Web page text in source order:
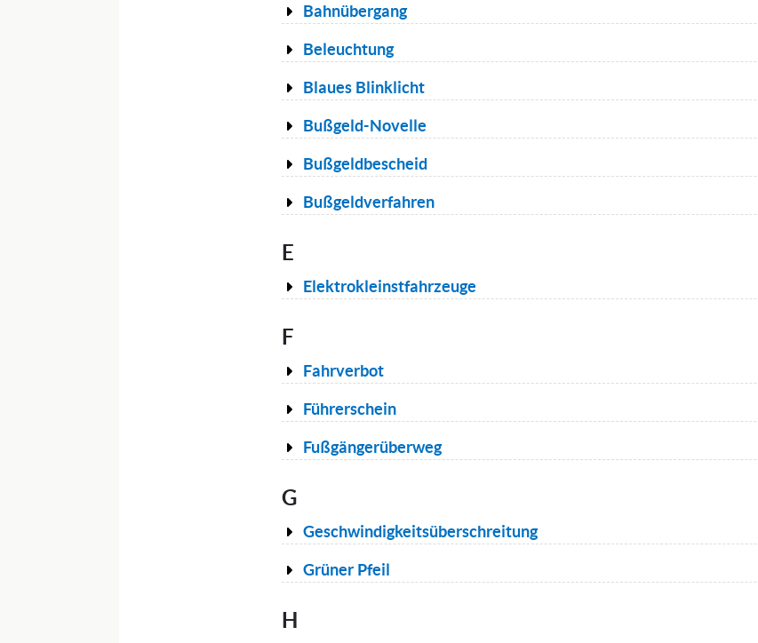
Bahnübergang
Beleuchtung
Blaues Blinklicht
Bußgeld-Novelle
Bußgeldbescheid
Bußgeldverfahren
E
Elektrokleinstfahrzeuge
F
Fahrverbot
Führerschein
Fußgängerüberweg
G
Geschwindigkeitsüberschreitung
Grüner Pfeil
H